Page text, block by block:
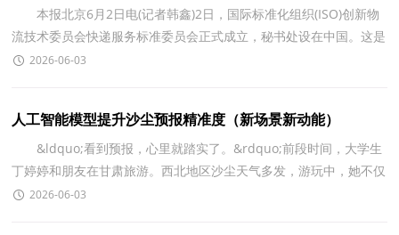
本报北京6月2日电(记者韩鑫)2日，国际标准化组织(ISO)创新物
流技术委员会快递服务标准委员会正式成立，秘书处设在中国。这是
首个快递领域国际标准化机构，标志着快递服务标准
2026-06-03
人工智能模型提升沙尘预报精准度（新场景新动能）
&ldquo;看到预报，心里就踏实了。&rdquo;前段时间，大学生
丁婷婷和朋友在甘肃旅游。西北地区沙尘天气多发，游玩中，她不仅
收到扬沙、浮尘的准确预报，还接到了&ldquo;携带口罩、
2026-06-03